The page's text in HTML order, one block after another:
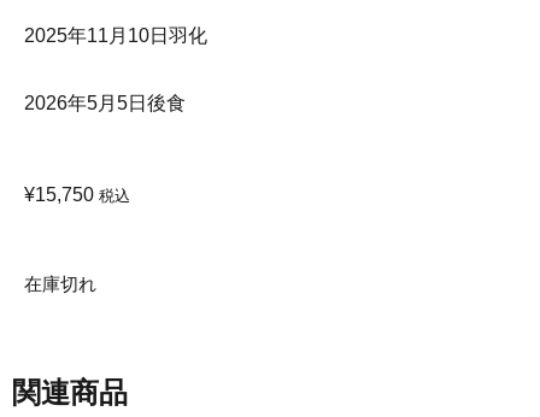
2025年11月10日羽化
2026年5月5日後食
¥15,750 税込
在庫切れ
関連商品